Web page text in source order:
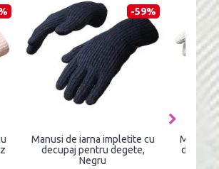
-59%
cu
-59%
Manusi de iarna impletite cu
decupaj pentru degete,
Negru